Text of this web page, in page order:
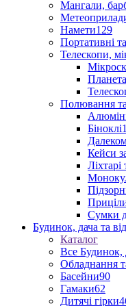
Мангали,
Намети129
Портативні
Телескопи,
Полювання
Біноклі
Кейси
Ліхтарі
Сумки
Будинок, дача та
Каталог
Все Будинок,
Обладнання
Басейни90
Гамаки62
Дитячі гірки